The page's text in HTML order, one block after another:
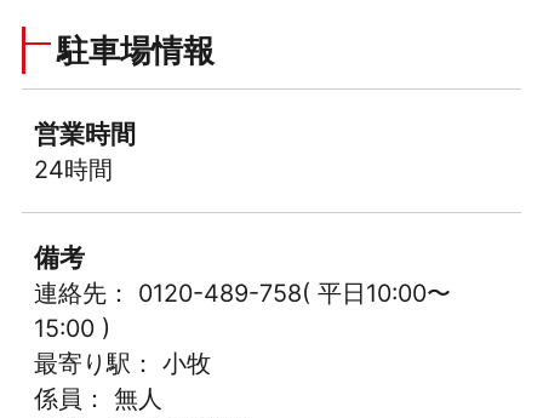
駐車場情報
営業時間
24時間
備考
連絡先： 0120-489-758( 平日10:00〜
15:00 )
最寄り駅： 小牧
係員： 無人